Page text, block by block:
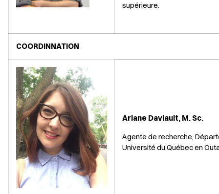
supérieure.
COORDINNATION
Ariane Daviault, M. Sc.
Agente de recherche,
Université du Québec en